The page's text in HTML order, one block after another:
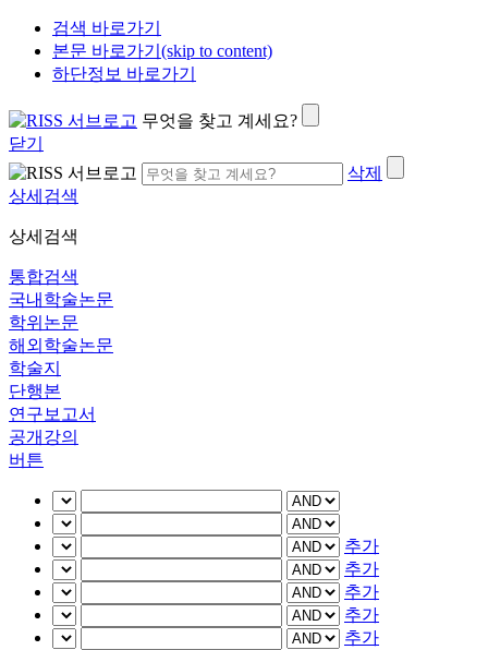
검색 바로가기
본문 바로가기(skip to content)
하단정보 바로가기
무엇을 찾고 계세요?
닫기
삭제
상세검색
상세검색
통합검색
국내학술논문
학위논문
해외학술논문
학술지
단행본
연구보고서
공개강의
버튼
추가
추가
추가
추가
추가